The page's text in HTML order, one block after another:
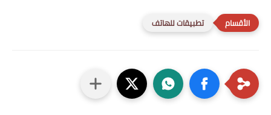
تطبيقات للهاتف